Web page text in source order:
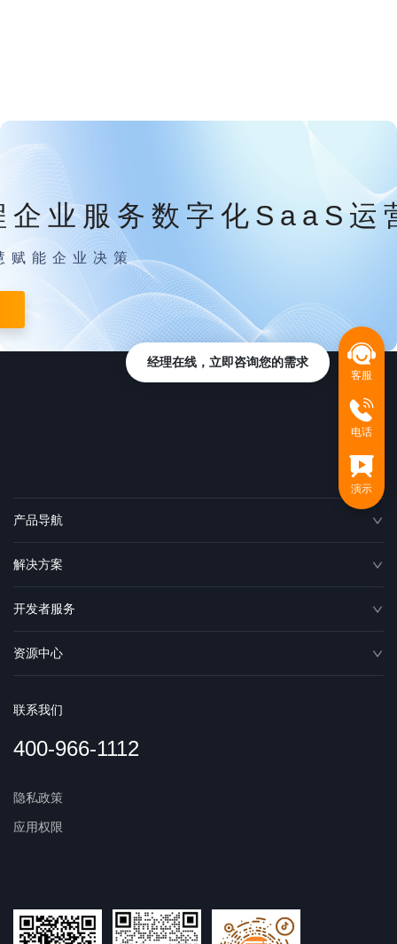
企业服务数字化SaaS运
赋能企业决策
产品导航
解决方案
开发者服务
资源中心
联系我们
400-966-1112
隐私政策
应用权限
客服
电话
演示
经理在线，立即咨询您的需求